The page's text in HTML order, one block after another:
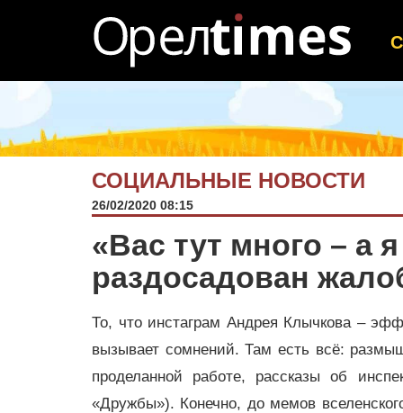
СОЦИАЛЬНЫЕ НОВОСТИ
26/02/2020 08:15
«Вас тут много – а
раздосадован
То, что инстаграм Андрея Клычкова –
вызывает сомнений. Там есть всё:
проделанной работе, рассказы об
«Дружбы»). Конечно, до мемов